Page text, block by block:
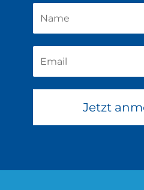
Jetzt